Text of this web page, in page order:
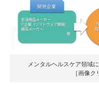
メンタルヘルスケア領域
［画像